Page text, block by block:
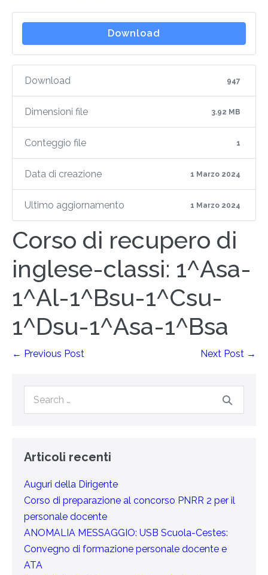
Download
Download 947
Dimensioni file 3.92 MB
Conteggio file 1
Data di creazione 1 Marzo 2024
Ultimo aggiornamento 1 Marzo 2024
Corso di recupero di
inglese-classi: 1^Asa-
1^Al-1^Bsu-1^Csu-
1^Dsu-1^Asa-1^Bsa
← Previous Post Next Post →
Articoli recenti
Auguri della Dirigente
Corso di preparazione al concorso PNRR 2 per il
personale docente
ANOMALIA MESSAGGIO: USB Scuola-Cestes:
Convegno di formazione personale docente e
ATA